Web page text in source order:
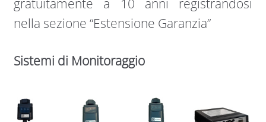
gratuitamente a 10 anni registrandosi
nella sezione “Estensione Garanzia”
Sistemi di Monitoraggio